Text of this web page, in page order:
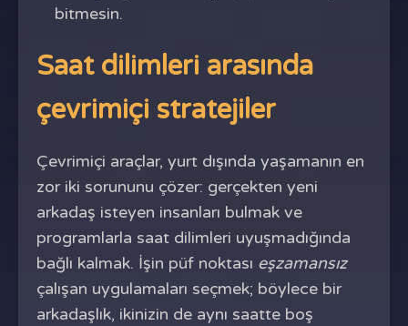
bitmesin.
Saat dilimleri arasında
çevrimiçi stratejiler
Çevrimiçi araçlar, yurt dışında yaşamanın en
zor iki sorununu çözer: gerçekten yeni
arkadaş isteyen insanları bulmak ve
programlarla saat dilimleri uyuşmadığında
bağlı kalmak. İşin püf noktası eşzamansız
çalışan uygulamaları seçmek; böylece bir
arkadaşlık, ikinizin de aynı saatte boş